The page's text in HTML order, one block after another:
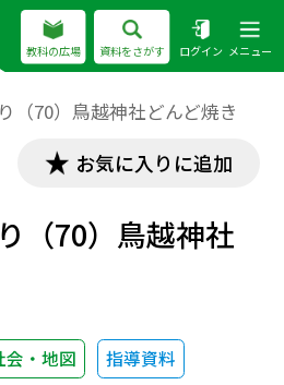
教科の広場 資料をさがす ログイン メニュー
（70）鳥越神社どんど焼き
お気に入りに追加
（70）鳥越神社
会・地図 指導資料